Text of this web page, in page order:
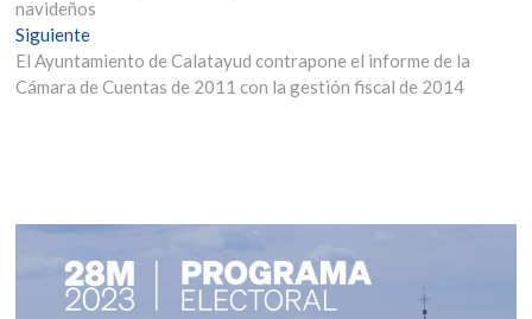
entradas
navideños
SiguienteEntrada
siguiente:
El Ayuntamiento de Calatayud contrapone el informe de la
Cámara de Cuentas de 2011 con la gestión fiscal de 2014